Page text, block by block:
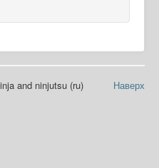
Наверх
and ninjutsu (ru)